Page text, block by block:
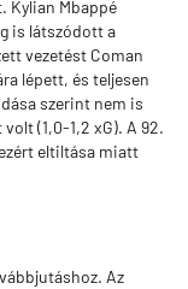
Kylian Mbappé
is látszódott a
vezetést Coman
lépett, és teljesen
szerint nem is
(1,0-1,2 xG). A 92.
eltiltása miatt
Az